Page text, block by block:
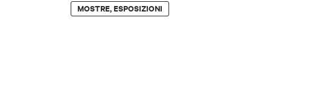
MOSTRE, ESPOSIZIONI